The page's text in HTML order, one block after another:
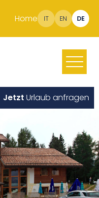
Home IT EN DE
Jetzt Urlaub anfragen